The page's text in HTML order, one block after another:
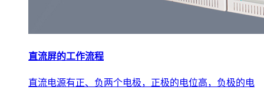
直流屏的工作流程
直流电源有正、负两个电极，正极的电位高，负极的电